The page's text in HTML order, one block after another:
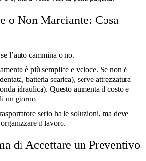
o Non Marciante: Cosa
l’auto cammina o no.
è più semplice e veloce. Se non è
batteria scarica), serve attrezzatura
idraulica). Questo aumenta il costo e
un giorno.
serio ha le soluzioni, ma deve
il lavoro.
di Accettare un Preventivo